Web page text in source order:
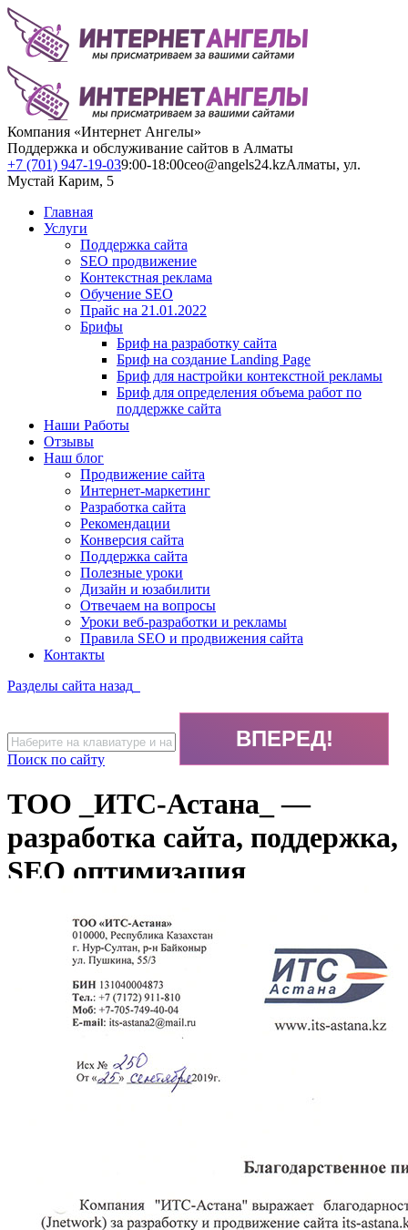
Компания «Интернет Ангелы»
Поддержка и обслуживание сайтов в Алматы
+7 (701) 947-19-039:00-18:00ceo@angels24.kzАлматы, ул.
Мустай Карим, 5
Главная
Услуги
Поддержка сайта
SEO продвижение
Контекстная реклама
Обучение SEO
Прайс на 21.01.2022
Брифы
Бриф на разработку сайта
Бриф на создание Landing Page
Бриф для настройки контекстной рекламы
Бриф для определения объема работ по
поддержке сайта
Наши Работы
Отзывы
Наш блог
Продвижение сайта
Интернет-маркетинг
Разработка сайта
Рекомендации
Конверсия сайта
Поддержка сайта
Полезные уроки
Дизайн и юзабилити
Отвечаем на вопросы
Уроки веб-разработки и рекламы
Правила SEO и продвижения сайта
Контакты
Разделы сайта назад
Поиск по сайту
ТОО _ИТС-Астана_ —
разработка сайта, поддержка,
SEO оптимизация
Главная
ТОО _ИТС-Астана_ — разработка сайта, поддержка,
SEO оптимизация